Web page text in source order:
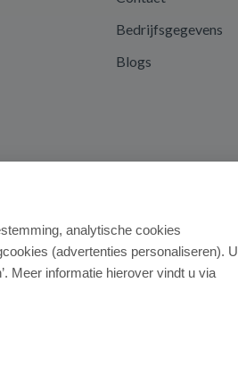
Bedrijfsgegevens
Blogs
analytische cookies
(advertenties personaliseren). U
Meer informatie hierover vindt u via